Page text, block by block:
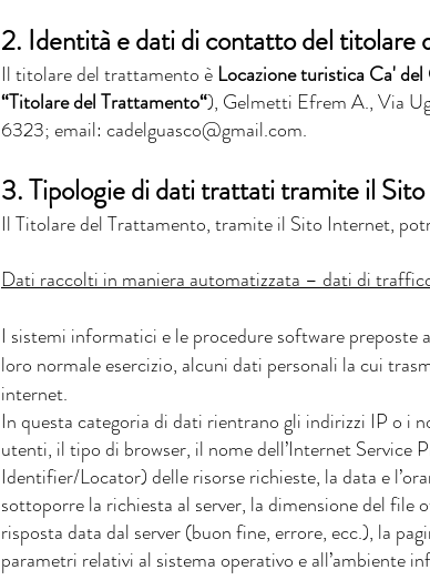
2. Identità e dati di contatto del titolare
Il titolare del trattamento èLocazione turistica Ca' del
“Titolare del Trattamento“), Gelmetti Efrem A., Via
6323; email: cadelguasco@gmail.com.
3. Tipologie di dati trattati tramite il
Il Titolare del Trattamento, tramite il Sito Internet,
Dati raccolti in maniera automatizzata – dati di
I sistemi informatici e le procedure software
loro normale esercizio, alcuni dati personali la cui
internet.
In questa categoria di dati rientrano gli indirizzi IP o i
utenti, il tipo di browser, il nome dell’Internet
Identifier/Locator) delle risorse richieste, la data e
sottoporre la richiesta al server, la dimensione del
risposta data dal server (buon fine, errore, ecc.), la
parametri relativi al sistema operativo e all’ambiente